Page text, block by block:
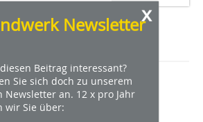
x
Newsletter
Beitrag interessant?
Sie sich doch zu unserem
Newsletter an. 12 x pro Jahr
wir Sie über:
Artikel: